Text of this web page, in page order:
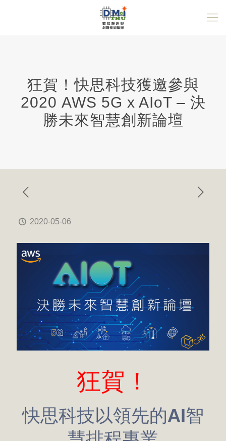
狂賀！快思科技獲邀參與
2020 AWS 5G x AIoT – 決
勝未來智慧創新論壇
2020-05-06
狂賀！
快思科技以領先的AI智